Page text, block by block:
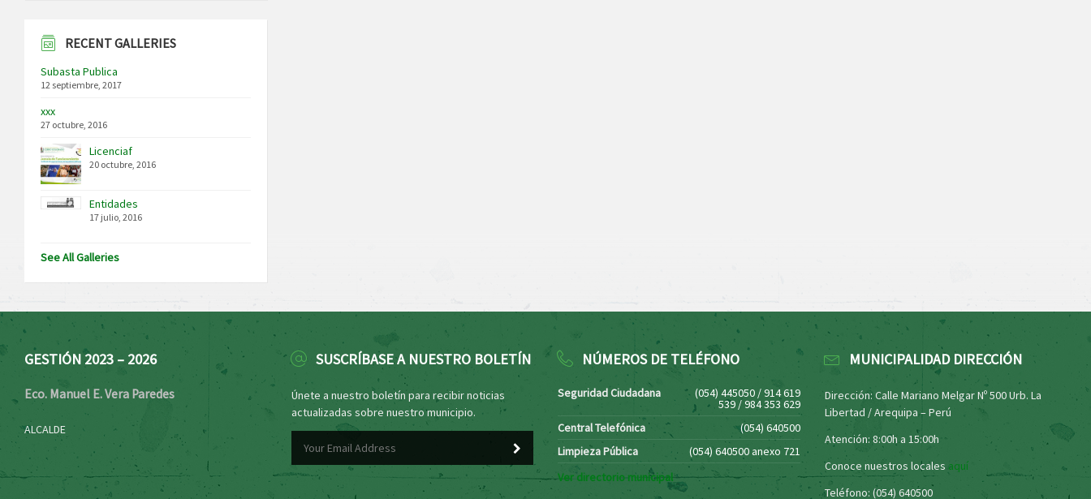
RECENT GALLERIES
Subasta Publica
12 septiembre, 2017
xxx
27 octubre, 2016
Licenciaf
20 octubre, 2016
Entidades
17 julio, 2016
See All Galleries
GESTIÓN 2023 – 2026
Eco. Manuel E. Vera Paredes
ALCALDE
SUSCRÍBASE A NUESTRO BOLETÍN
Únete a nuestro boletín para recibir noticias
actualizadas sobre nuestro municipio.
NÚMEROS DE TELÉFONO
Seguridad Ciudadana (054) 445050 / 914 619
539 / 984 353 629
Central Telefónica
(054) 640500
Limpieza Pública
(054) 640500 anexo 721
Ver directorio municipal
MUNICIPALIDAD DIRECCIÓN
Dirección: Calle Mariano Melgar Nº 500 Urb. La
Libertad / Arequipa – Perú
Atención: 8:00h a 15:00h
Conoce nuestros locales aquí
Teléfono: (054) 640500